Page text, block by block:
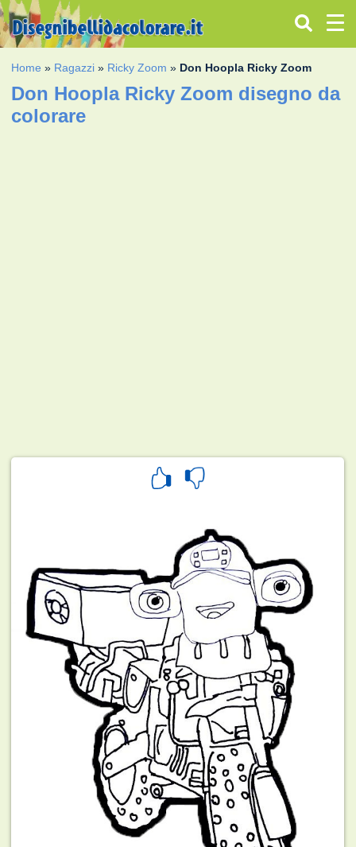
Home » Ragazzi » Ricky Zoom » Don Hoopla Ricky Zoom
Don Hoopla Ricky Zoom disegno da
colorare